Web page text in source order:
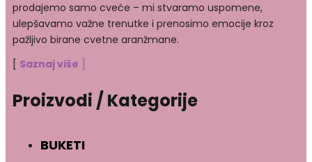
prodajemo samo cveće – mi stvaramo uspomene,
ulepšavamo važne trenutke i prenosimo emocije kroz
pažljivo birane cvetne aranžmane.
[ Saznaj više ]
Proizvodi / Kategorije
BUKETI